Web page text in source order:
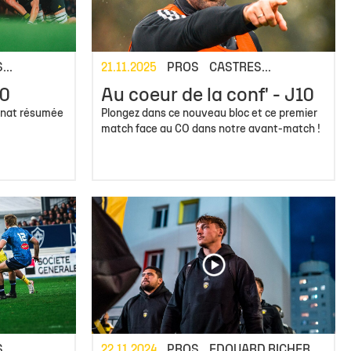
Catégorie U8 Liens Utiles
Contact Mécénat
Liens Utiles
résumée
21.11.2025 PROS CASTRES...
Au coeur de la conf' - J10
Plongez dans ce nouveau bloc et ce premier
match face au CO dans notre avant-match !